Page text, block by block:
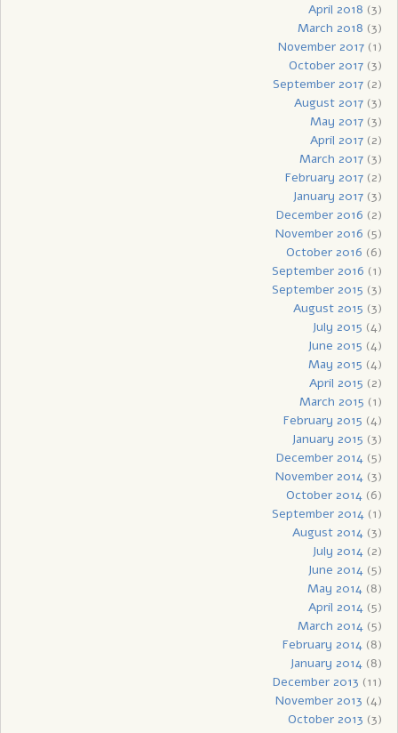
April 2018 (3)
March 2018 (3)
November 2017(1)
October 2017(3)
September 2017(2)
August 2017(3)
May 2017(3)
April 2017(2)
March 2017(3)
February 2017(2)
January 2017(3)
December 2016 (2)
November 2016 (5)
October 2016 (6)
September 2016 (1)
September 2015 (3)
August 2015 (3)
July 2015 (4)
June 2015 (4)
May 2015 (4)
April 2015 (2)
March 2015 (1)
February 2015 (4)
January 2015 (3)
December 2014(5)
November 2014(3)
October 2014(6)
September 2014(1)
August 2014(3)
July 2014(2)
June 2014(5)
May 2014(8)
April 2014(5)
March 2014(5)
February 2014(8)
January 2014(8)
December 2013 (11)
November 2013 (4)
October 2013 (3)